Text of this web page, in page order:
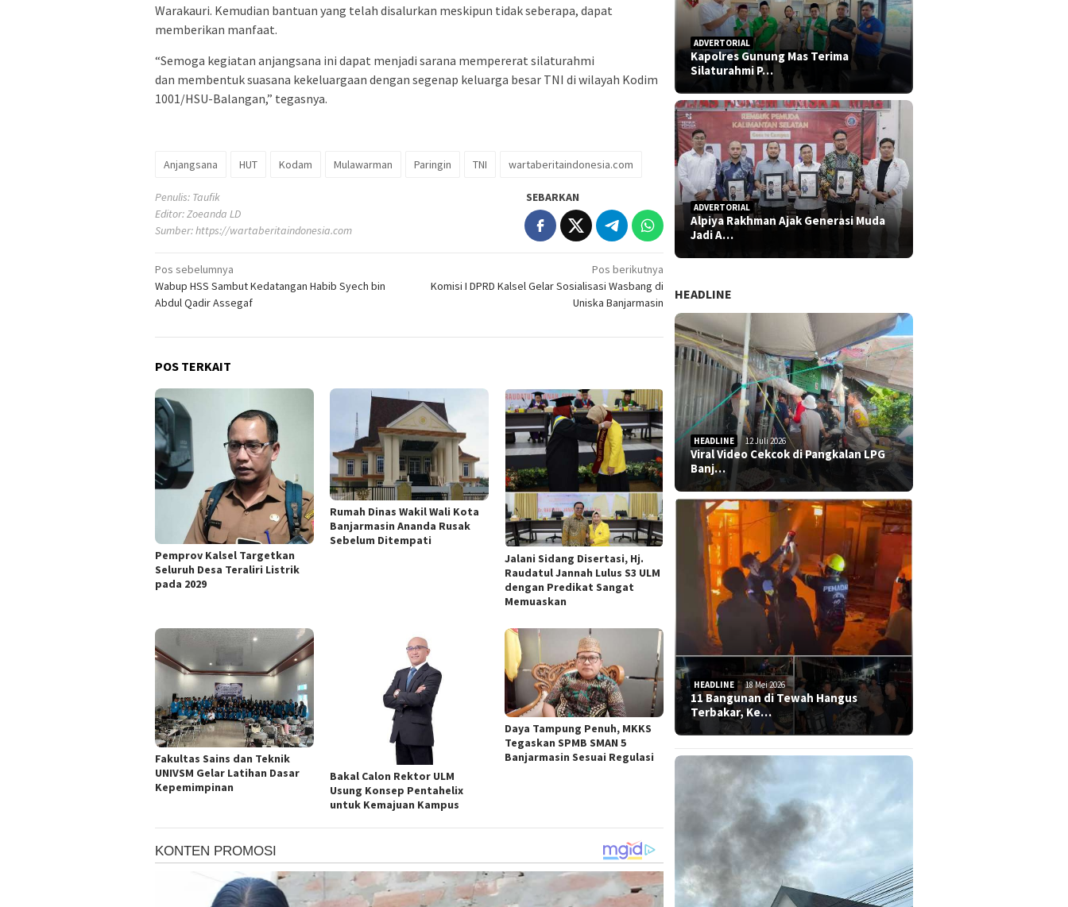
Warakauri. Kemudian bantuan yang telah disalurkan meskipun tidak seberapa, dapat
memberikan manfaat.
“Semoga kegiatan anjangsana ini dapat menjadi sarana mempererat silaturahmi
dan membentuk suasana kekeluargaan dengan segenap keluarga besar TNI di wilayah Kodim
1001/HSU-Balangan,” tegasnya.
Anjangsana HUT Kodam Mulawarman Paringin TNI wartaberitaindonesia.com
Penulis: Taufik
Editor: Zoeanda LD
Sumber:https://wartaberitaindonesia.com
SEBARKAN
Navigasi
pos
Pos sebelumnya
Wabup HSS Sambut Kedatangan Habib Syech bin
Abdul Qadir Assegaf
Pos berikutnya
Komisi I DPRD Kalsel Gelar Sosialisasi Wasbang di
Uniska Banjarmasin
POS TERKAIT
Pemprov Kalsel Targetkan
Seluruh Desa Teraliri Listrik
pada 2029
Rumah Dinas Wakil Wali Kota
Banjarmasin Ananda Rusak
Sebelum Ditempati
Jalani Sidang Disertasi, Hj.
Raudatul Jannah Lulus S3 ULM
dengan Predikat Sangat
Memuaskan
Fakultas Sains dan Teknik
UNIVSM Gelar Latihan Dasar
Kepemimpinan
Bakal Calon Rektor ULM
Usung Konsep Pentahelix
untuk Kemajuan Kampus
Daya Tampung Penuh, MKKS
Tegaskan SPMB SMAN 5
Banjarmasin Sesuai Regulasi
ADVERTORIAL
Kapolres Gunung Mas Terima
Silaturahmi P…
ADVERTORIAL
Alpiya Rakhman Ajak Generasi Muda
Jadi A…
HEADLINE
HEADLINE 12 Juli 2026
Viral Video Cekcok di Pangkalan LPG
Banj…
HEADLINE 18 Mei 2026
11 Bangunan di Tewah Hangus
Terbakar, Ke…